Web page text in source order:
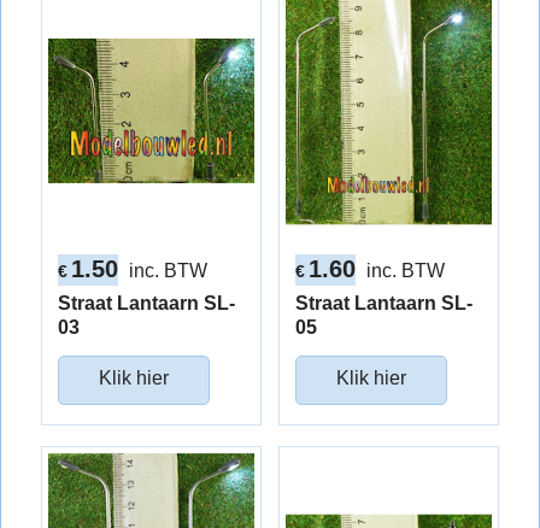
€ 1.50 inc. BTW
Straat Lantaarn SL-
03
Klik hier
€ 1.60 inc. BTW
Straat Lantaarn SL-
05
Klik hier